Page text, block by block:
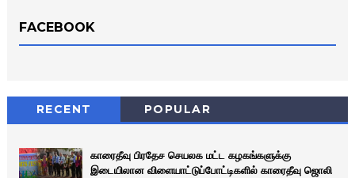
FACEBOOK
RECENT POPULAR
காரைதீவு பிரதேச செயலக மட்ட கழகங்களுக்கு
இடையிலான விளையாட்டுப்போட்டிகளில் காரைதீவு ஜொலி